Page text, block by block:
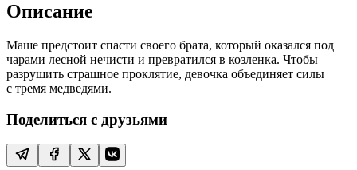
Описание
Маше предстоит спасти своего брата, который оказался под
чарами лесной нечисти и превратился в козленка. Чтобы
разрушить страшное проклятие, девочка объединяет силы
с тремя медведями.
Поделиться с друзьями